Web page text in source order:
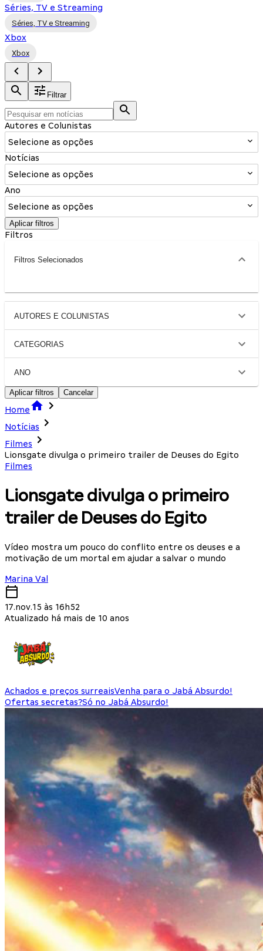
Séries, TV e Streaming
Séries, TV e Streaming
Xbox
Xbox
Filtrar
Autores e Colunistas
Selecione as opções
Notícias
Selecione as opções
Ano
Selecione as opções
Aplicar filtros
Filtros
Filtros Selecionados
AUTORES E COLUNISTAS
CATEGORIAS
ANO
Aplicar filtros Cancelar
Home
Notícias
Filmes
Lionsgate divulga o primeiro trailer de Deuses do Egito
Filmes
Lionsgate divulga o primeiro
trailer de Deuses do Egito
Vídeo mostra um pouco do conflito entre os deuses e a
motivação de um mortal em ajudar a salvar o mundo
Marina Val
17.nov.15 às 16h52
Atualizado há mais de 10 anos
Achados e preços surreaisVenha para o Jabá Absurdo!
Ofertas secretas?Só no Jabá Absurdo!